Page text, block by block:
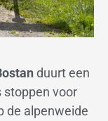
duurt een
voor
de alpenweide